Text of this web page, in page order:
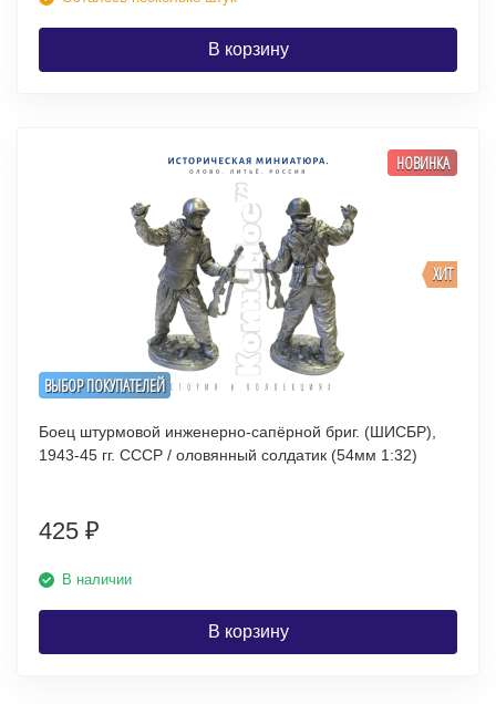
В корзину
ВЫБОР ПОКУПАТЕЛЕЙ
ХИТ
НОВИНКА
Боец штурмовой инженерно-сапёрной бриг. (ШИСБР),
1943-45 гг. СССР / оловянный солдатик (54мм 1:32)
425 ₽
В наличии
В корзину